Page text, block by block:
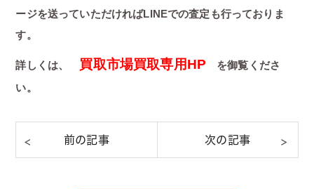
ージを送っていただければLINEでの査定も行っておりま
す。
詳しくは、 買取市場買取専用HP を御覧くださ
い。